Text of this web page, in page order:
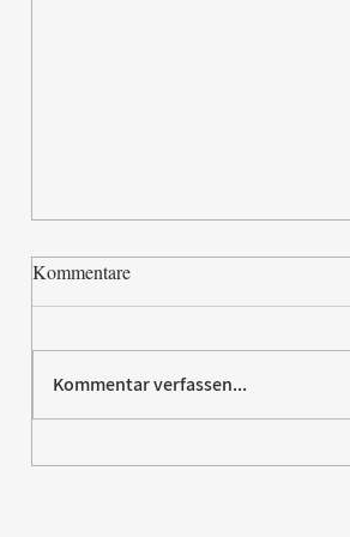
Paw Patrol erobert die
Kommentare
Kommentar verfassen...